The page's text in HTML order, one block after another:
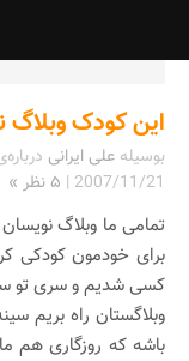
این کودک
بوسیله علی ایرانی
2007/11/21
| ۵ نظر »
تمامی ما وبلاگ
برای خودمون کودکی
کسی شدیم و سری تو
وبلاگستان راه بریم
باشه که روزگاری هم